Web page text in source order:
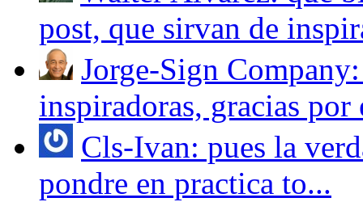
post, que sirvan de
Jorge-Sign
inspiradoras, gracias por
Cls-Ivan: pues la
pondre en practica to...